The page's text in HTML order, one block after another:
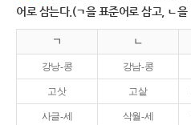
어로 삼는다.(ㄱ을 표준어로 삼고, ㄴ을
ㄱ ㄴ
강낭-콩 강남-콩
고삿 고샅
사글-세 삭월-세